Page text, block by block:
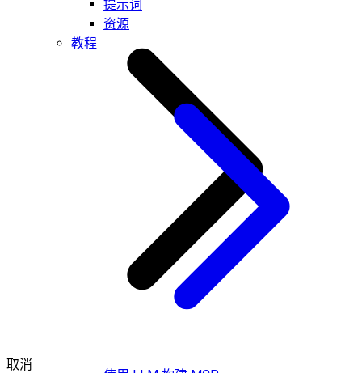
提示词
资源
教程
取消